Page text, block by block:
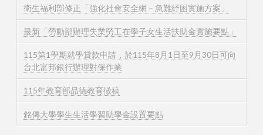
衛生福利部修正「強化社會安全網－急難紓困實施方案」
最新「勞動部辦理失業勞工在學子女生活扶助金實施要點」
115第1學期就學貸款申請，於115年8月1日至9月30日可向
台北富邦銀行辦理對保作業
115年教育部品德教育徵稿
銘傳大學學生生活學習助學金設置要點